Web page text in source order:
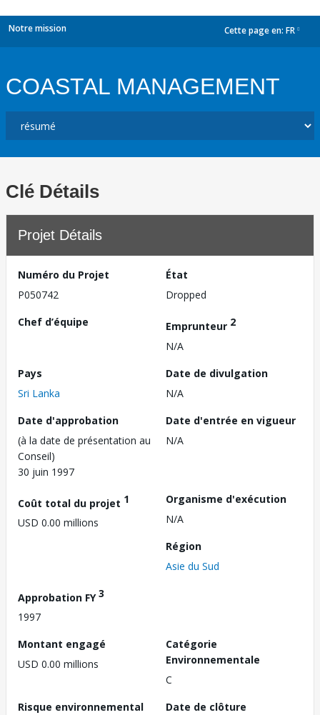
Notre mission Cette page en: FR
COASTAL MANAGEMENT
Clé Détails
Projet Détails
Numéro du Projet
P050742
État
Dropped
Chef d’équipe
Emprunteur 2
N/A
Pays
Sri Lanka
Date de divulgation
N/A
Date d'approbation
(à la date de présentation au
Conseil)
30 juin 1997
Date d'entrée en vigueur
N/A
Coût total du projet 1
USD 0.00 millions
Organisme d'exécution
N/A
Région
Asie du Sud
Approbation FY3
1997
Montant engagé
USD 0.00 millions
Catégorie
Environnementale
C
Risque environnemental
Date de clôture